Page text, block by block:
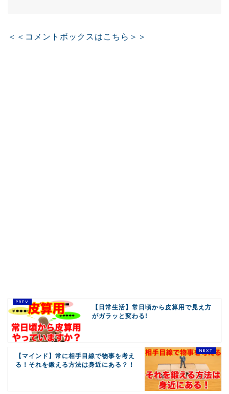
＜＜コメントボックスはこちら＞＞
【日常生活】常日頃から皮算用で見え方
がガラッと変わる!
【マインド】常に相手目線で物事を考え
る！それを鍛える方法は身近にある？！